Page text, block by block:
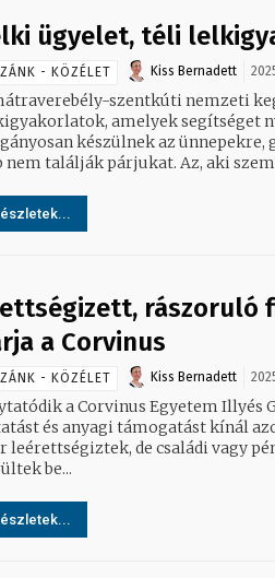
ügyelet, téli
- KÖZÉLET Kiss Bernadett
szentkúti nemzeti
amelyek segítséget
készülnek az
nem találják párjukat. Az, aki
rászoruló
a Corvinus
- KÖZÉLET Kiss Bernadett
a Corvinus Egyetem Illyés
és anyagi támogatást kínál
leérettségiztek, de családi vagy
be...